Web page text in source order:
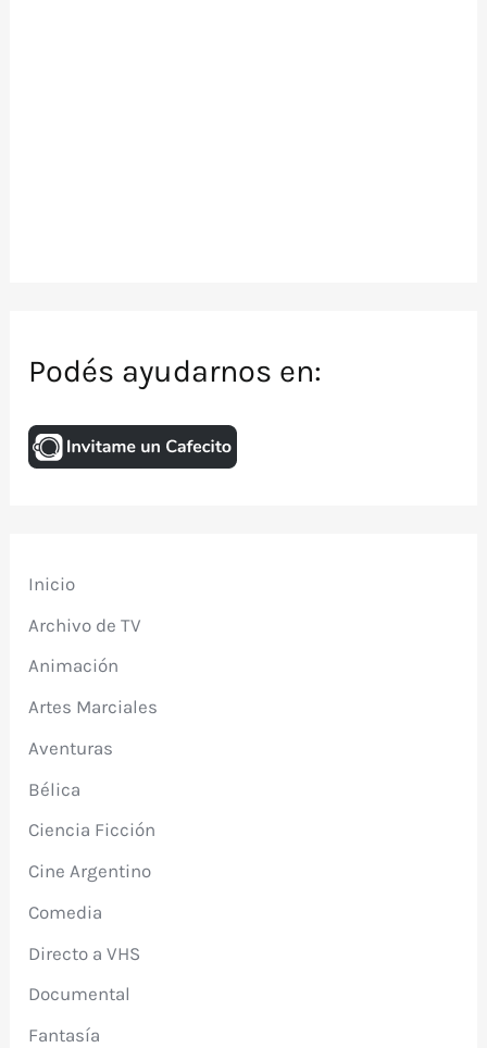
Podés ayudarnos en:
Inicio
Archivo de TV
Animación
Artes Marciales
Aventuras
Bélica
Ciencia Ficción
Cine Argentino
Comedia
Directo a VHS
Documental
Fantasía